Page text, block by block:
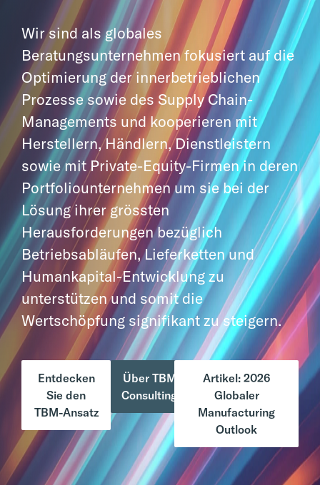
Wir sind als globales
Beratungsunternehmen fokusiert auf die
Optimierung derinnerbetrieblichen
Prozesse sowie des Supply Chain-
Managements und kooperierenmit
Herstellern, Händlern, Dienstleistern
sowie mit Private-Equity-Firmen in deren
Portfoliounternehmen um sie bei der
Lösung ihrer grössten
Herausforderungenbezüglich
Betriebsabläufen, Lieferketten und
Humankapital-Entwicklung zu
unterstützenund somit die
Wertschöpfung signifikant zu steigern.
Entdecken
Sie den
TBM-Ansatz
Über TBM
Consulting
Artikel: 2026
Globaler
Manufacturing
Outlook